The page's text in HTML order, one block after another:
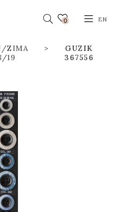
0 EN
ZIMA
19
GUZIK
367556